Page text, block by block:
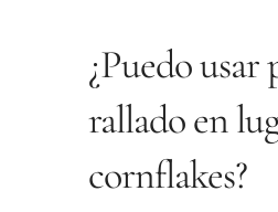
¿Puedo usar
rallado en
cornflakes?